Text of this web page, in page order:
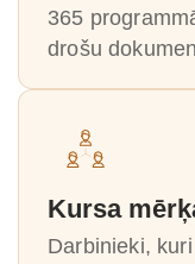
365
drošu
Kursa
Darbinieki,